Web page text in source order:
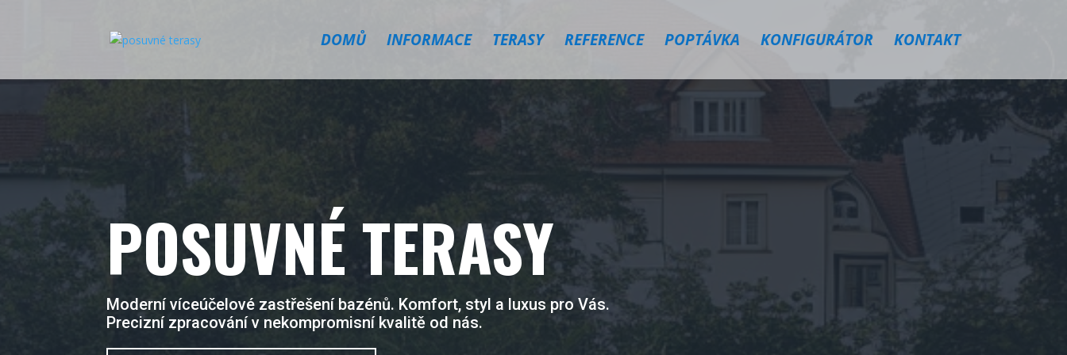
DOMŮ INFORMACE TERASY REFERENCE POPTÁVKA KONFIGURÁTOR KONTAKT
POSUVNÉ TERASY
Moderní víceúčelové zastřešení bazénů. Komfort, styl a luxus pro Vás.
Precizní zpracování v nekompromisní kvalitě od nás.